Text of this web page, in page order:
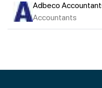
Adbeco
Accountants